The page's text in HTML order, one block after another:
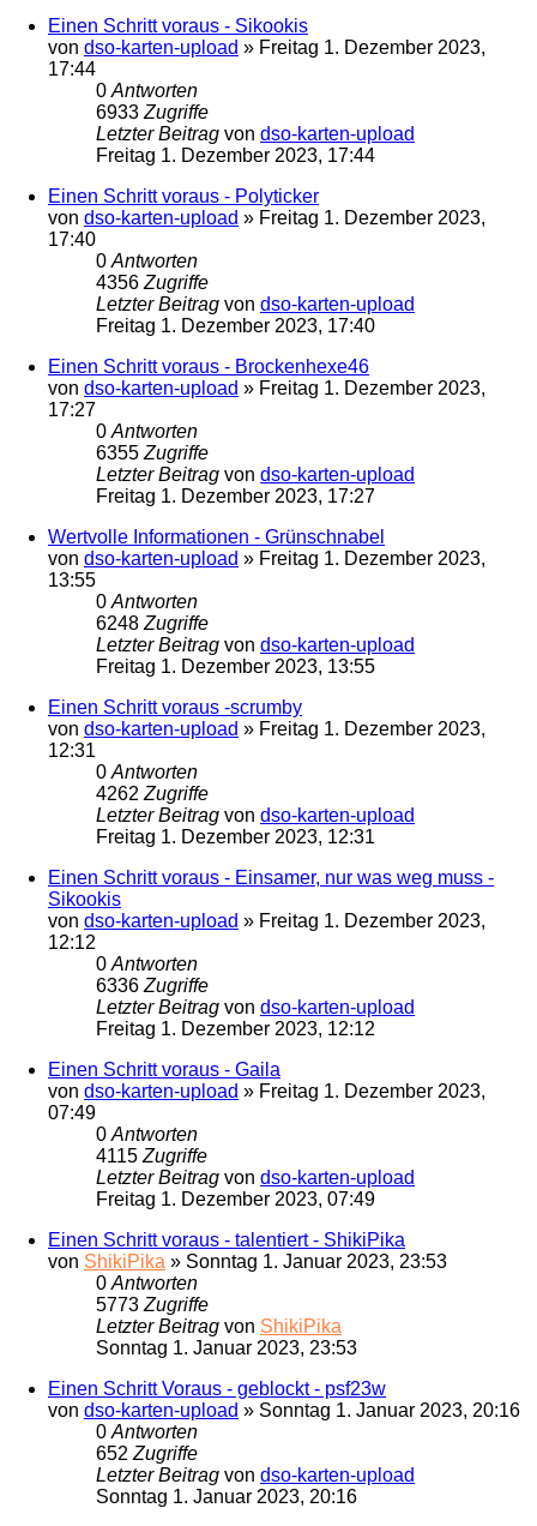
Einen Schritt voraus - Sikookis
von dso-karten-upload » Freitag 1. Dezember 2023,
17:44
0Antworten
6933Zugriffe
Letzter Beitrag von dso-karten-upload
Freitag 1. Dezember 2023, 17:44
Einen Schritt voraus - Polyticker
von dso-karten-upload » Freitag 1. Dezember 2023,
17:40
0Antworten
4356Zugriffe
Letzter Beitrag von dso-karten-upload
Freitag 1. Dezember 2023, 17:40
Einen Schritt voraus - Brockenhexe46
von dso-karten-upload » Freitag 1. Dezember 2023,
17:27
0Antworten
6355Zugriffe
Letzter Beitrag von dso-karten-upload
Freitag 1. Dezember 2023, 17:27
Wertvolle Informationen - Grünschnabel
von dso-karten-upload » Freitag 1. Dezember 2023,
13:55
0Antworten
6248Zugriffe
Letzter Beitrag von dso-karten-upload
Freitag 1. Dezember 2023, 13:55
Einen Schritt voraus -scrumby
von dso-karten-upload » Freitag 1. Dezember 2023,
12:31
0Antworten
4262Zugriffe
Letzter Beitrag von dso-karten-upload
Freitag 1. Dezember 2023, 12:31
Einen Schritt voraus - Einsamer, nur was weg muss -
Sikookis
von dso-karten-upload » Freitag 1. Dezember 2023,
12:12
0Antworten
6336Zugriffe
Letzter Beitrag von dso-karten-upload
Freitag 1. Dezember 2023, 12:12
Einen Schritt voraus - Gaila
von dso-karten-upload » Freitag 1. Dezember 2023,
07:49
0Antworten
4115Zugriffe
Letzter Beitrag von dso-karten-upload
Freitag 1. Dezember 2023, 07:49
Einen Schritt voraus - talentiert - ShikiPika
von ShikiPika » Sonntag 1. Januar 2023, 23:53
0Antworten
5773Zugriffe
Letzter Beitrag von ShikiPika
Sonntag 1. Januar 2023, 23:53
Einen Schritt Voraus - geblockt - psf23w
von dso-karten-upload » Sonntag 1. Januar 2023, 20:16
0Antworten
652Zugriffe
Letzter Beitrag von dso-karten-upload
Sonntag 1. Januar 2023, 20:16